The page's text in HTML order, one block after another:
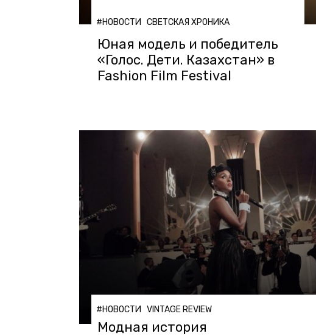
#НОВОСТИ СВЕТСКАЯ ХРОНИКА
Юная модель и победитель
«Голос. Дети. Казахстан» в
Fashion Film Festival
#НОВОСТИ VINTAGE REVIEW
Модная история